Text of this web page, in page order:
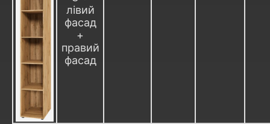
лівий
фасад
+
правий
фасад